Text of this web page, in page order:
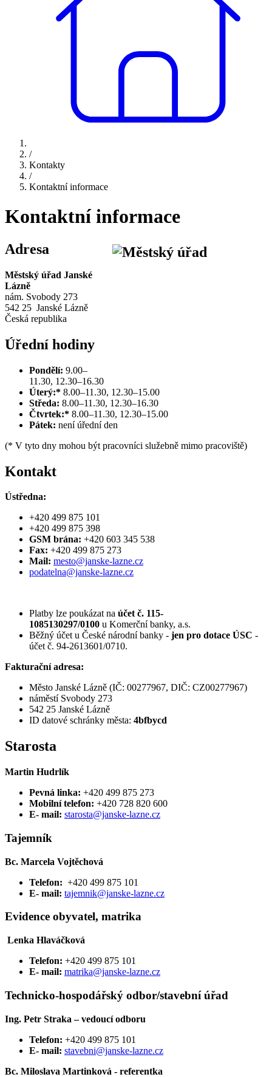
/
Kontakty
/
Kontaktní informace
Kontaktní informace
Adresa
Městský úřad Janské
Lázně
nám. Svobody 273
542 25 Janské Lázně
Česká republika
Úřední hodiny
Pondělí: 9.00–
11.30, 12.30–16.30
Úterý:* 8.00–11.30, 12.30–15.00
Středa: 8.00–11.30, 12.30–16.30
Čtvrtek:* 8.00–11.30, 12.30–15.00
Pátek: není úřední den
(* V tyto dny mohou být pracovníci služebně mimo pracoviště)
Kontakt
Ústředna:
+420 499 875 101
+420 499 875 398
GSM brána: +420 603 345 538
Fax: +420 499 875 273
Mail: mesto@janske-lazne.cz
podatelna@janske-lazne.cz
Platby lze poukázat na účet č. 115-
1085130297/0100 u Komerční banky, a.s.
Běžný účet u České národní banky - jen pro dotace ÚSC -
účet č. 94-2613601/0710.
Fakturační adresa:
Město Janské Lázně (IČ: 00277967, DIČ: CZ00277967)
náměstí Svobody 273
542 25 Janské Lázně
ID datové schránky města: 4bfbycd
Starosta
Martin Hudrlík
Pevná linka: +420 499 875 273
Mobilní telefon: +420 728 820 600
E- mail: starosta@janske-lazne.cz
Tajemník
Bc. Marcela Vojtěchová
Telefon: +420 499 875 101
E- mail: tajemnik@janske-lazne.cz
Evidence obyvatel, matrika
Lenka Hlaváčková
Telefon: +420 499 875 101
E- mail: matrika@janske-lazne.cz
Technicko-hospodářský odbor/stavební úřad
Ing. Petr Straka – vedoucí odboru
Telefon: +420 499 875 101
E- mail: stavebni@janske-lazne.cz
Bc. Miloslava Martinková - referentka